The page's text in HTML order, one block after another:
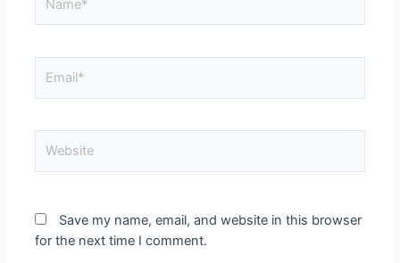
Save my name, email, and website in this browser
for the next time I comment.